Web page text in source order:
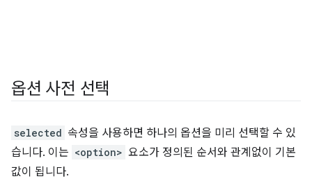
옵션 사전 선택
selected 속성을 사용하면 하나의 옵션을 미리 선택할 수 있
습니다. 이는 <option> 요소가 정의된 순서와 관계없이 기본
값이 됩니다.